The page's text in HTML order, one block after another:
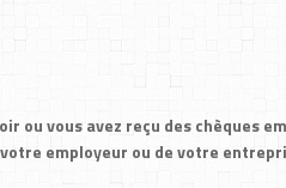
ou vous avez reçu des chèques
employeur ou de votre